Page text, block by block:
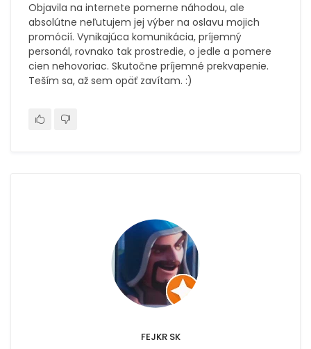
Objavila na internete pomerne náhodou, ale
absolútne neľutujem jej výber na oslavu mojich
promócií. Vynikajúca komunikácia, príjemný
personál, rovnako tak prostredie, o jedle a pomere
cien nehovoriac. Skutočne príjemné prekvapenie.
Teším sa, až sem opäť zavítam. :)
FEJKR SK